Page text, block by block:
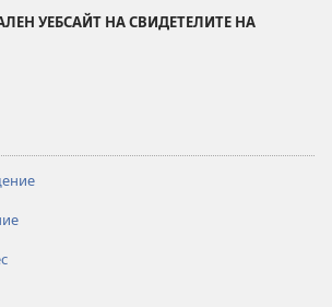
УЕБСАЙТ НА СВИДЕТЕЛИТЕ НА